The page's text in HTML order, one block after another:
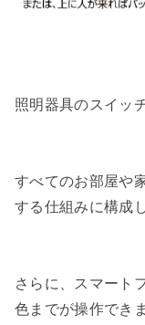
照明器具のスイッ
すべてのお部屋や
する仕組みに構成
さらに、スマート
色までが操作でき